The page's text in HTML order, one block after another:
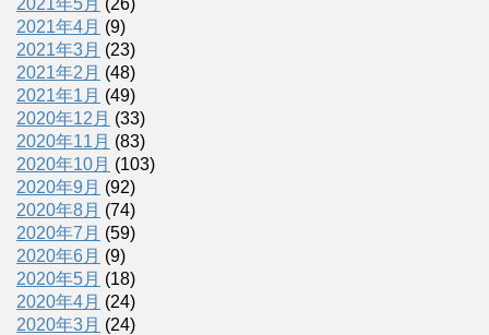
2021年4月 (9)
2021年3月 (23)
2021年2月 (48)
2021年1月 (49)
2020年12月 (33)
2020年11月 (83)
2020年10月 (103)
2020年9月 (92)
2020年8月 (74)
2020年7月 (59)
2020年6月 (9)
2020年5月 (18)
2020年4月 (24)
2020年3月 (24)